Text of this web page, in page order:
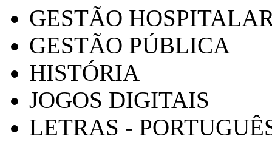
GESTÃO
GESTÃO PÚBLICA
HISTÓRIA
JOGOS DIGITAIS
LETRAS -